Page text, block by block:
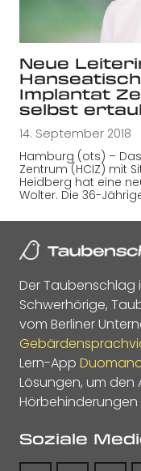
Neue
Implantat
selbst
14. September 2018
Hamburg (ots) –
Zentrum (HCIZ) mit
Heidberg hat eine
Wolter. Die 36-
Der Taubenschlag
Schwerhörige,
vom Berliner
Lern-App
Lösungen, um
Hörbehinderungen
Soziale